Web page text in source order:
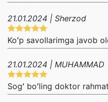
21.01.2024 | Sherzod
Koʻp savollarimga javob
21.01.2024 | MUHAMMAD
Sogʻ boʻling doktor